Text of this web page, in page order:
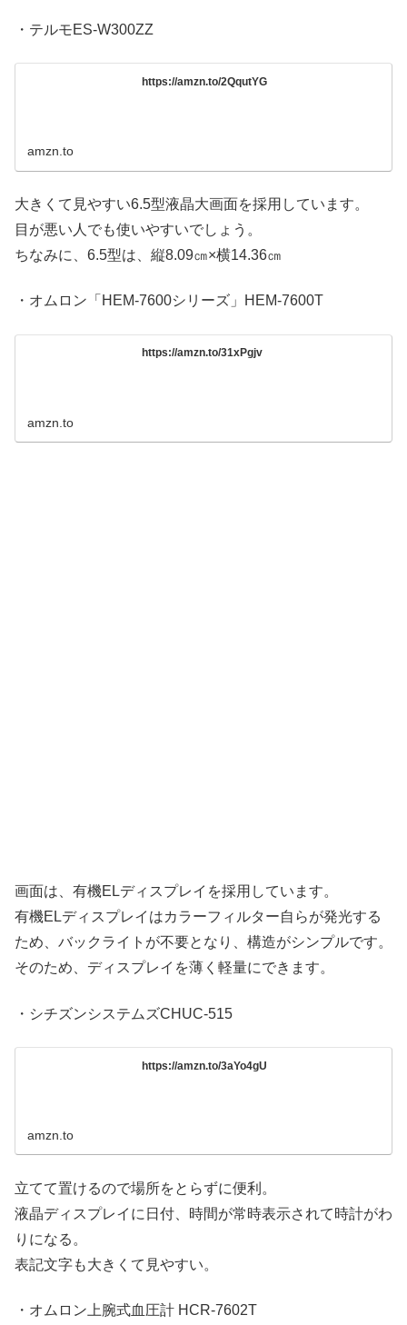
・テルモES-W300ZZ
https://amzn.to/2QqutYG
amzn.to
大きくて見やすい6.5型液晶大画面を採用しています。
目が悪い人でも使いやすいでしょう。
ちなみに、6.5型は、縦8.09㎝×横14.36㎝
・オムロン「HEM-7600シリーズ」HEM-7600T
https://amzn.to/31xPgjv
amzn.to
画面は、有機ELディスプレイを採用しています。
有機ELディスプレイはカラーフィルター自らが発光する
ため、バックライトが不要となり、構造がシンプルです。
そのため、ディスプレイを薄く軽量にできます。
・シチズンシステムズCHUC-515
https://amzn.to/3aYo4gU
amzn.to
立てて置けるので場所をとらずに便利。
液晶ディスプレイに日付、時間が常時表示されて時計がわ
りになる。
表記文字も大きくて見やすい。
・オムロン上腕式血圧計 HCR-7602T